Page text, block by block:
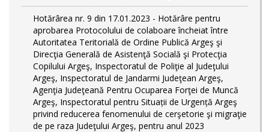
Hotărârea nr. 9 din 17.01.2023 - Hotărâre pentru
aprobarea Protocolului de colaboare încheiat între
Autoritatea Teritorială de Ordine Publică Argeş şi
Direcţia Generală de Asistenţă Socială şi Protecţia
Copilului Argeş, Inspectoratul de Poliţie al Judeţului
Argeş, Inspectoratul de Jandarmi Judeţean Argeş,
Agenţia Judeţeană Pentru Ocuparea Forţei de Muncă
Argeş, Inspectoratul pentru Situații de Urgență Argeş
privind reducerea fenomenului de cerşetorie şi migraţie
de pe raza Judeţului Argeş, pentru anul 2023